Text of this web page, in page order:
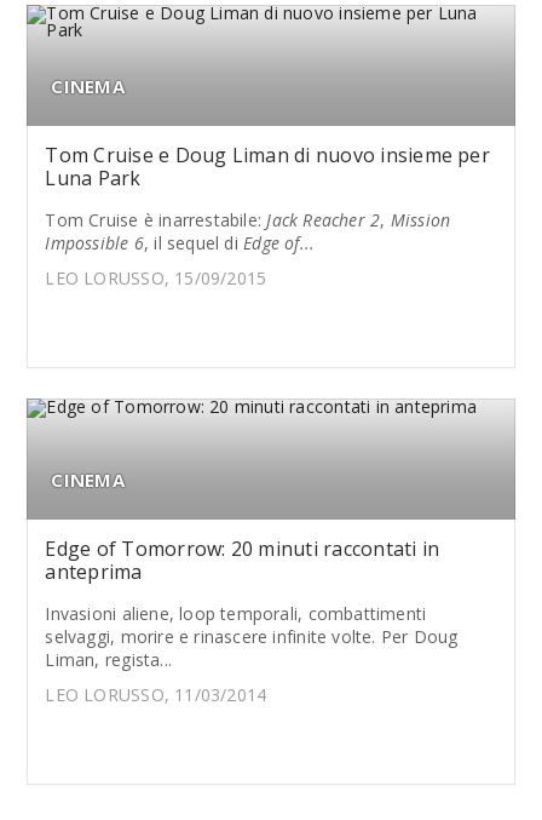
CINEMA
Tom Cruise e Doug Liman di nuovo insieme per
Luna Park
Tom Cruise è inarrestabile: Jack Reacher 2, Mission
Impossible 6, il sequel di Edge of...
LEO LORUSSO, 15/09/2015
CINEMA
Edge of Tomorrow: 20 minuti raccontati in
anteprima
Invasioni aliene, loop temporali, combattimenti
selvaggi, morire e rinascere infinite volte. Per Doug
Liman, regista...
LEO LORUSSO, 11/03/2014